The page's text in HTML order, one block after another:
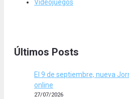
Videojuegos
Últimos Posts
El 9 de septiembre, nueva
online
27/07/2026